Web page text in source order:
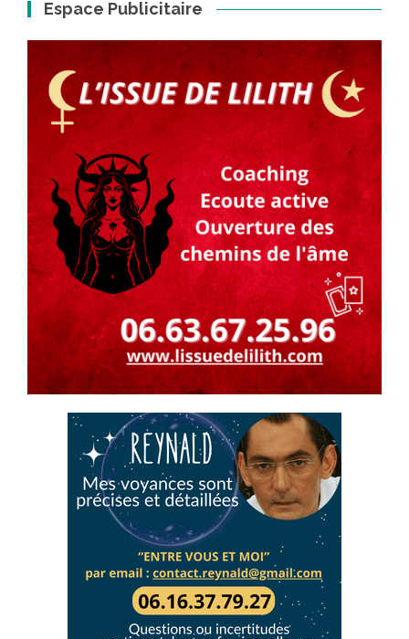
Espace Publicitaire